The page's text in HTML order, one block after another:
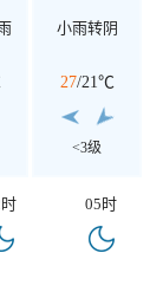
小雨转阴
27/21℃
<3级
05时